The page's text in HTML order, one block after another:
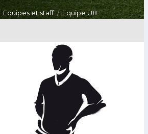
Equipes et staff Equipe U8